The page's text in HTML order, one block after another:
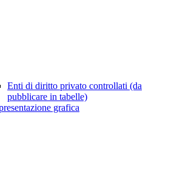
Enti di diritto privato controllati (da
pubblicare in tabelle)
grafica